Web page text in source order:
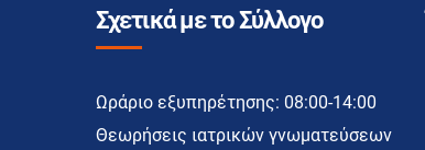
Σχετικά με το Σύλλογο
Ωράριο εξυπηρέτησης: 08:00-14:00
Θεωρήσεις ιατρικών γνωματεύσεων